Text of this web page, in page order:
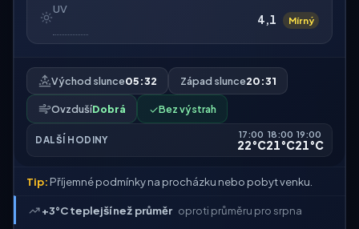
UV
4,1 Mírný
Východ slunce05:32 Západ slunce20:31
OvzdušíDobrá ✓Bez výstrah
DALŠÍ HODINY
17:00
22°C
18:00
21°C
19:00
21°C
Tip: Příjemné podmínky na procházku nebo pobyt venku.
+3°C teplejší než průměr oproti průměru pro srpna